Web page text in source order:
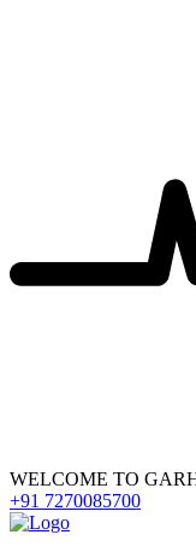
WELCOME TO
+91 7270085700